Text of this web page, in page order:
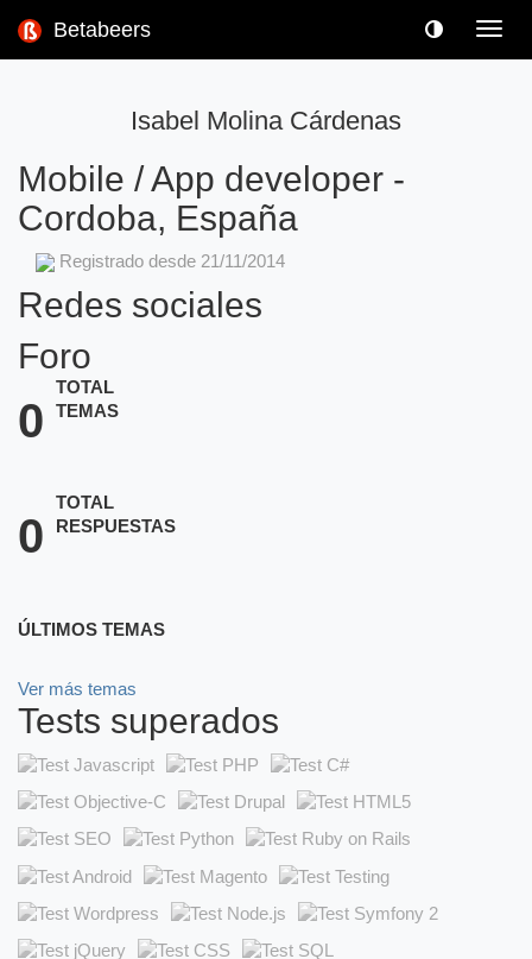
Betabeers
Isabel Molina Cárdenas
Mobile / App developer -
Cordoba, España
Registrado desde 21/11/2014
Redes sociales
Foro
0
TOTAL
TEMAS
0
TOTAL
RESPUESTAS
ÚLTIMOS TEMAS
Ver más temas
Tests superados